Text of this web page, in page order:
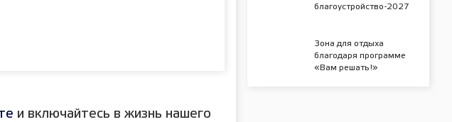
и включайтесь в жизнь нашего
благоустройство-2027
Зона для отдыха
благодаря программе
«Вам решать!»